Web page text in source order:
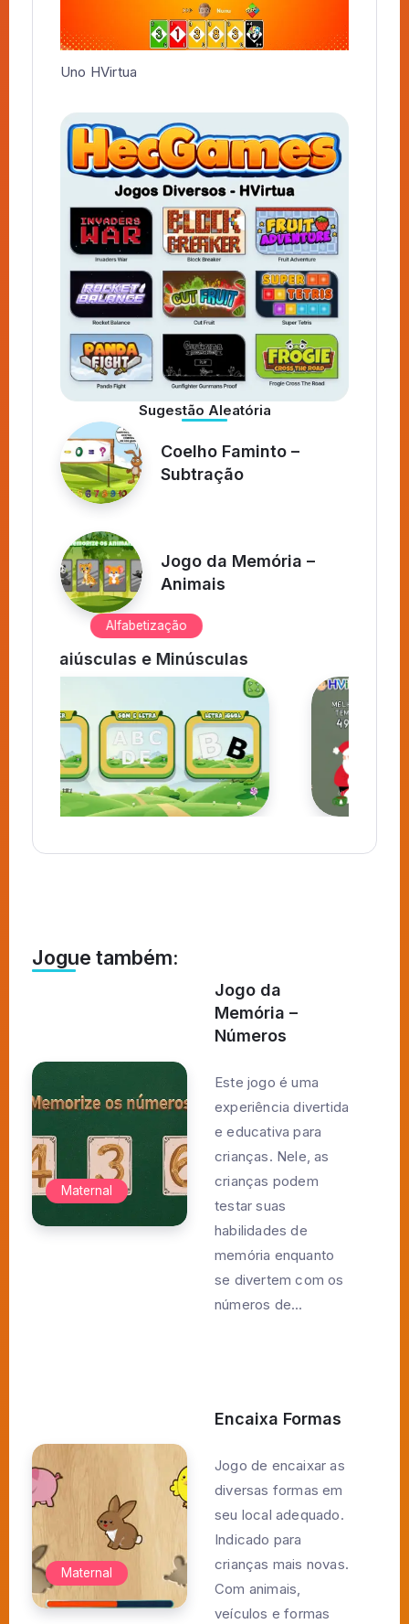
Uno HVirtua
Sugestão Aleatória
Coelho Faminto –
Subtração
Jogo da Memória –
Animais
aprendizadoativo
Jogo Mental de Natal
Jogue também:
Maternal
Jogo da
Memória –
Números
Este jogo é uma
experiência divertida
e educativa para
crianças. Nele, as
crianças podem
testar suas
habilidades de
memória enquanto
se divertem com os
números de...
Maternal
Encaixa Formas
Jogo de encaixar as
diversas formas em
seu local adequado.
Indicado para
crianças mais novas.
Com animais,
veículos e formas